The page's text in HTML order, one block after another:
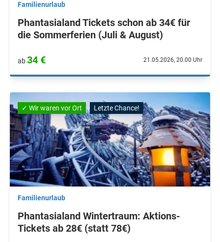
Familienurlaub
Phantasialand Tickets schon ab 34€ für
die Sommerferien (Juli & August)
ab34 € 21.05.2026, 20.00 Uhr
✓ Wir waren vor Ort Letzte Chance!
Familienurlaub
Phantasialand Wintertraum: Aktions-
Tickets ab 28€ (statt 78€)